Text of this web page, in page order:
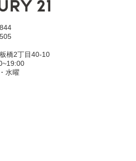
橋2丁目40-10
水曜